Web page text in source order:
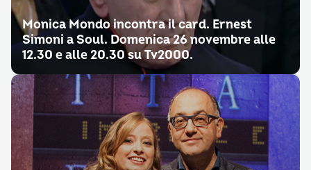
Monica Mondo incontra il card. Ernest
Simoni a Soul. Domenica 26 novembre alle
12.30 e alle 20.30 su Tv2000.